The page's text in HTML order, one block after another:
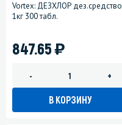
Vortex: ДЕЗХЛОР дез.средство
1кг 300 табл.
847.65)
- +
В КОРЗИНУ